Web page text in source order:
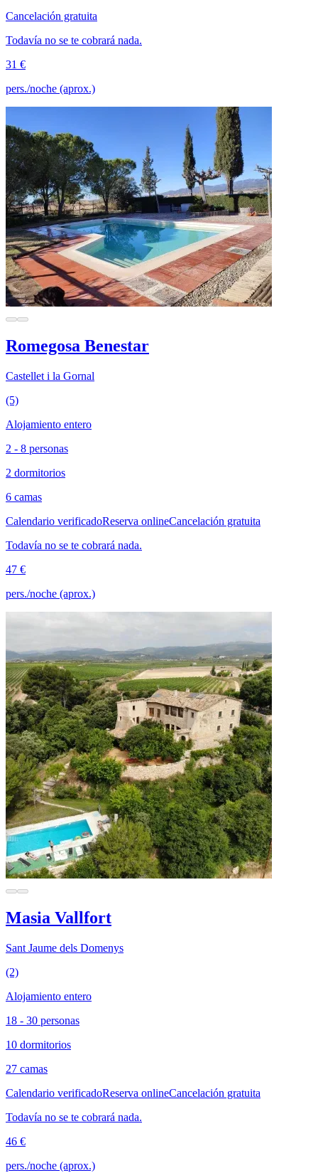
Cancelación gratuita
Todavía no se te cobrará nada.
31 €
pers./noche (aprox.)
Romegosa Benestar
Castellet i la Gornal
(5)
Alojamiento entero
2 - 8 personas
2 dormitorios
6 camas
Calendario verificadoReserva onlineCancelación gratuita
Todavía no se te cobrará nada.
47 €
pers./noche (aprox.)
Masia Vallfort
Sant Jaume dels Domenys
(2)
Alojamiento entero
18 - 30 personas
10 dormitorios
27 camas
Calendario verificadoReserva onlineCancelación gratuita
Todavía no se te cobrará nada.
46 €
pers./noche (aprox.)